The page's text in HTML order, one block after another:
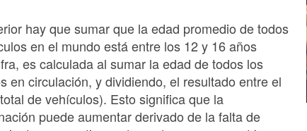
hay que sumar que la edad promedio de todos
en el mundo está entre los 12 y 16 años
es calculada al sumar la edad de todos los
en circulación, y dividiendo, el resultado entre el
de vehículos). Esto significa que la
puede aumentar derivado de la falta de